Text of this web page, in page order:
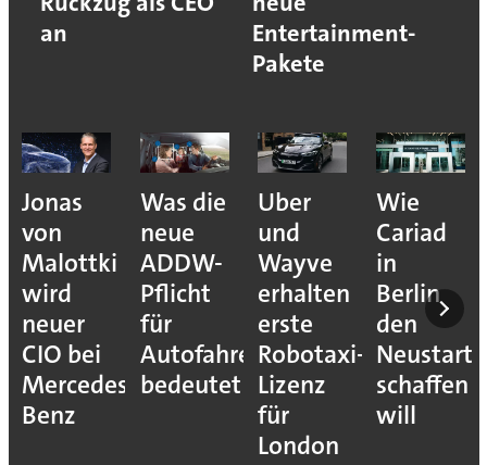
an
Entertainment-
Pakete
Jonas
von
Malottki
wird
neuer
CIO bei
Mercedes-
Benz
Was die
neue
ADDW-
Pflicht
für
Autofahrer
bedeutet
Uber
und
Wayve
erhalten
erste
Robotaxi-
Lizenz
für
London
Wie
Cariad
in
Berlin
den
Neustart
schaffen
will